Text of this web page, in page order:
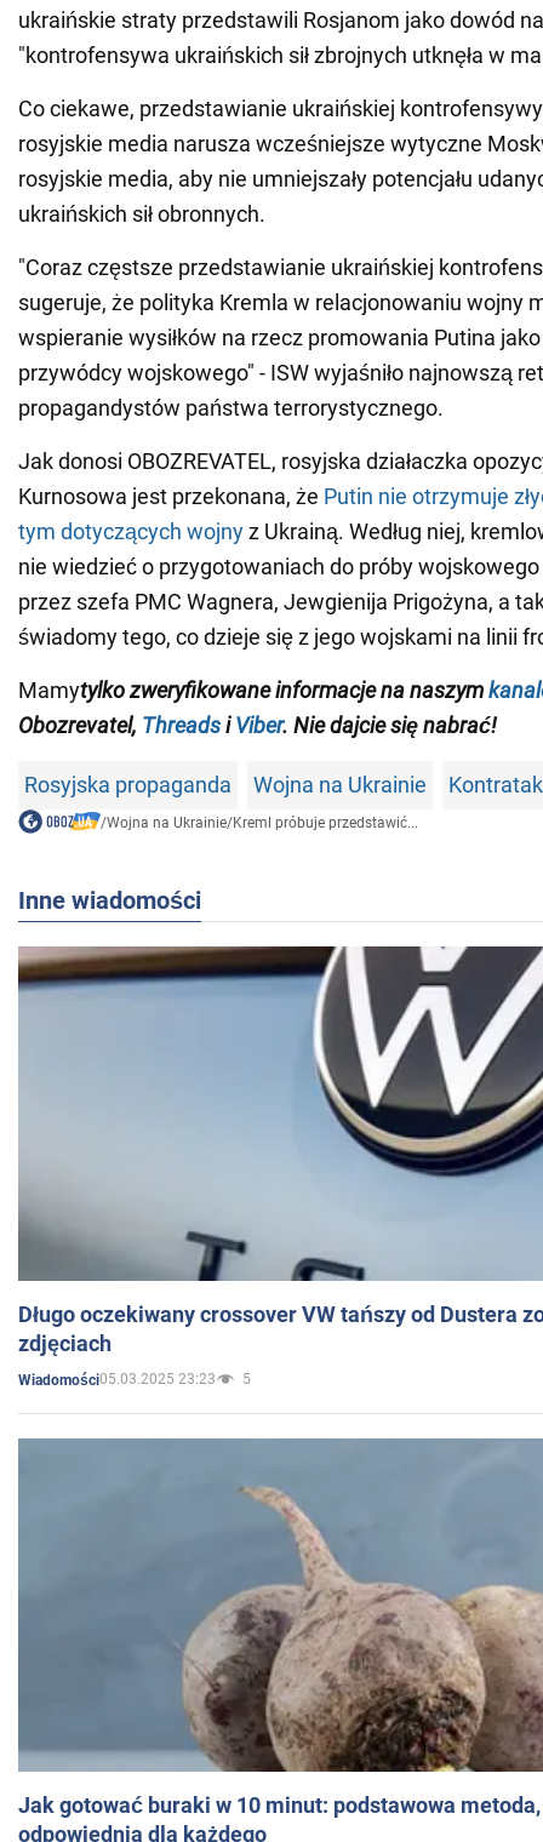
ukraińskie straty przedstawili Rosjanom jako dowód
"kontrofensywa ukraińskich sił zbrojnych utknęła w
Co ciekawe, przedstawianie ukraińskiej
rosyjskie media narusza wcześniejsze wytyczne
rosyjskie media, aby nie umniejszały potencjału
ukraińskich sił obronnych.
"Coraz częstsze przedstawianie ukraińskiej
sugeruje, że polityka Kremla w relacjonowaniu wojny
wspieranie wysiłków na rzecz promowania Putina
przywódcy wojskowego" - ISW wyjaśniło najnowszą
propagandystów państwa terrorystycznego.
Jak donosi OBOZREVATEL, rosyjska działaczka
Kurnosowa jest przekonana, że Putin nie otrzymuje
tym dotyczących wojnyz Ukrainą. Według niej,
nie wiedzieć o przygotowaniach do próby
przez szefa PMC Wagnera, Jewgienija Prigożyna, a
świadomy tego, co dzieje się z jego wojskami na linii
Mamytylkozweryfikowane informacje na naszym
Obozrevatel, ThreadsiViber. Nie dajcie się nabrać!
Rosyjska propaganda Wojna na Ukrainie
/Wojna na Ukrainie/Kreml próbuje przedstawić...
Inne wiadomości
Długo oczekiwany crossover VW tańszy od Dustera
zdjęciach
Wiadomości05.03.2025 23:23 5
Jak gotować buraki w 10 minut: podstawowa
odpowiednia dla każdego